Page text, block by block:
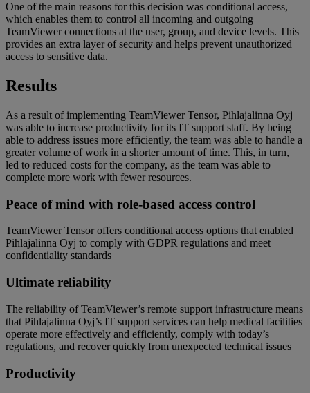
One of the main reasons for this decision was conditional access,
which enables them to control all incoming and outgoing
TeamViewer connections at the user, group, and device levels. This
provides an extra layer of security and helps prevent unauthorized
access to sensitive data.
Results
As a result of implementing TeamViewer Tensor, Pihlajalinna Oyj
was able to increase productivity for its IT support staff. By being
able to address issues more efficiently, the team was able to handle a
greater volume of work in a shorter amount of time. This, in turn,
led to reduced costs for the company, as the team was able to
complete more work with fewer resources.
Peace of mind with role-based access control
TeamViewer Tensor offers conditional access options that enabled
Pihlajalinna Oyj to comply with GDPR regulations and meet
confidentiality standards
Ultimate reliability
The reliability of TeamViewer’s remote support infrastructure means
that Pihlajalinna Oyj’s IT support services can help medical facilities
operate more effectively and efficiently, comply with today’s
regulations, and recover quickly from unexpected technical issues
Productivity